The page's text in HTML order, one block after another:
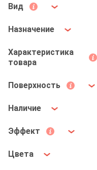
Вид
Назначение
Характеристика
товара
Поверхность
Наличие
Эффект
Цвета